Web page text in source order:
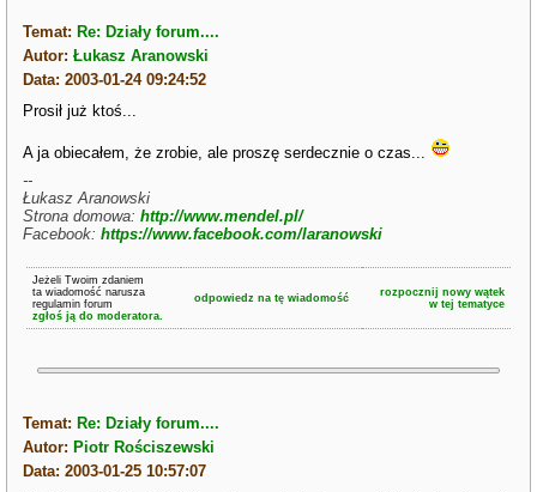
Temat: Re: Działy forum....
Autor:Łukasz Aranowski
Data: 2003-01-24 09:24:52
Prosił już ktoś...
A ja obiecałem, że zrobie, ale proszę serdecznie o czas...
--
Łukasz Aranowski
Strona domowa:http://www.mendel.pl/
Facebook:https://www.facebook.com/laranowski
Jeżeli Twoim zdaniem
ta wiadomość narusza
regulamin forum
zgłoś ją do moderatora.
odpowiedz na tę wiadomość
rozpocznij nowy wątek
w tej tematyce
Temat: Re: Działy forum....
Autor: Piotr Rościszewski
Data: 2003-01-25 10:57:07